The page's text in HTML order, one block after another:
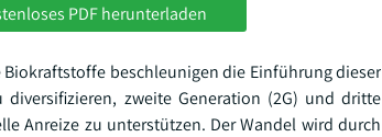
PDF herunterladen
beschleunigen die Einführung dieser
zweite Generation (2G) und dritte
Anreize zu unterstützen. Der Wandel wird durch